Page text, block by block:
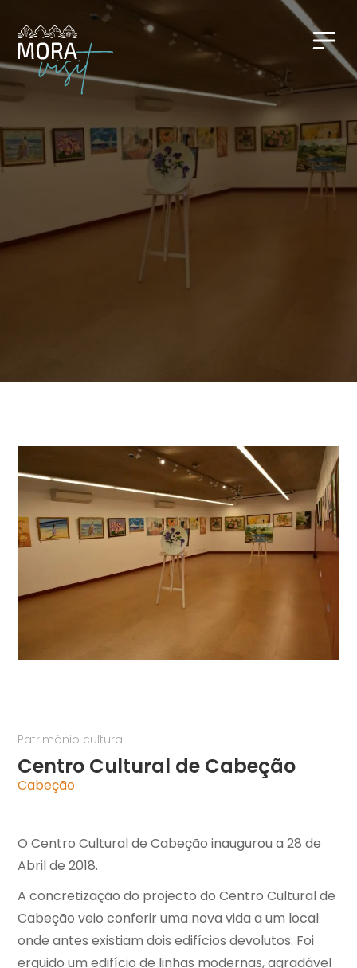
Património cultural
Centro Cultural de Cabeção
Cabeção
O Centro Cultural de Cabeção inaugurou a 28 de
Abril de 2018.
A concretização do projecto do Centro Cultural de
Cabeção veio conferir uma nova vida a um local
onde antes existiam dois edifícios devolutos. Foi
erguido um edifício de linhas modernas, agradável